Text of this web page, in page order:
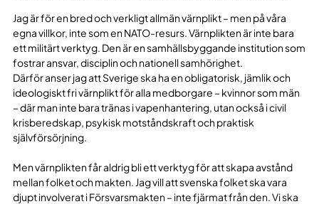
Jag är för en bred och verkligt allmän värnplikt – men på våra
egna villkor, inte som en NATO-resurs. Värnplikten är inte bara
ett militärt verktyg. Den är en samhällsbyggande institution som
fostrar ansvar, disciplin och nationell samhörighet.
Därför anser jag att Sverige ska ha en obligatorisk, jämlik och
ideologiskt fri värnplikt för alla medborgare – kvinnor som män
– där man inte bara tränas i vapenhantering, utan också i civil
krisberedskap, psykisk motståndskraft och praktisk
självförsörjning.
Men värnplikten får aldrig bli ett verktyg för att skapa avstånd
mellan folket och makten. Jag vill att svenska folket ska vara
djupt involverat i Försvarsmakten – inte fjärmat från den. Vi ska